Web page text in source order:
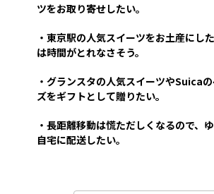
ツをお取り寄せしたい。
・東京駅の人気スイーツをお土産にし
は時間がとれなさそう。
・グランスタの人気スイーツやSuica
ズをギフトとして贈りたい。
・長距離移動は慌ただしくなるので、
自宅に配送したい。